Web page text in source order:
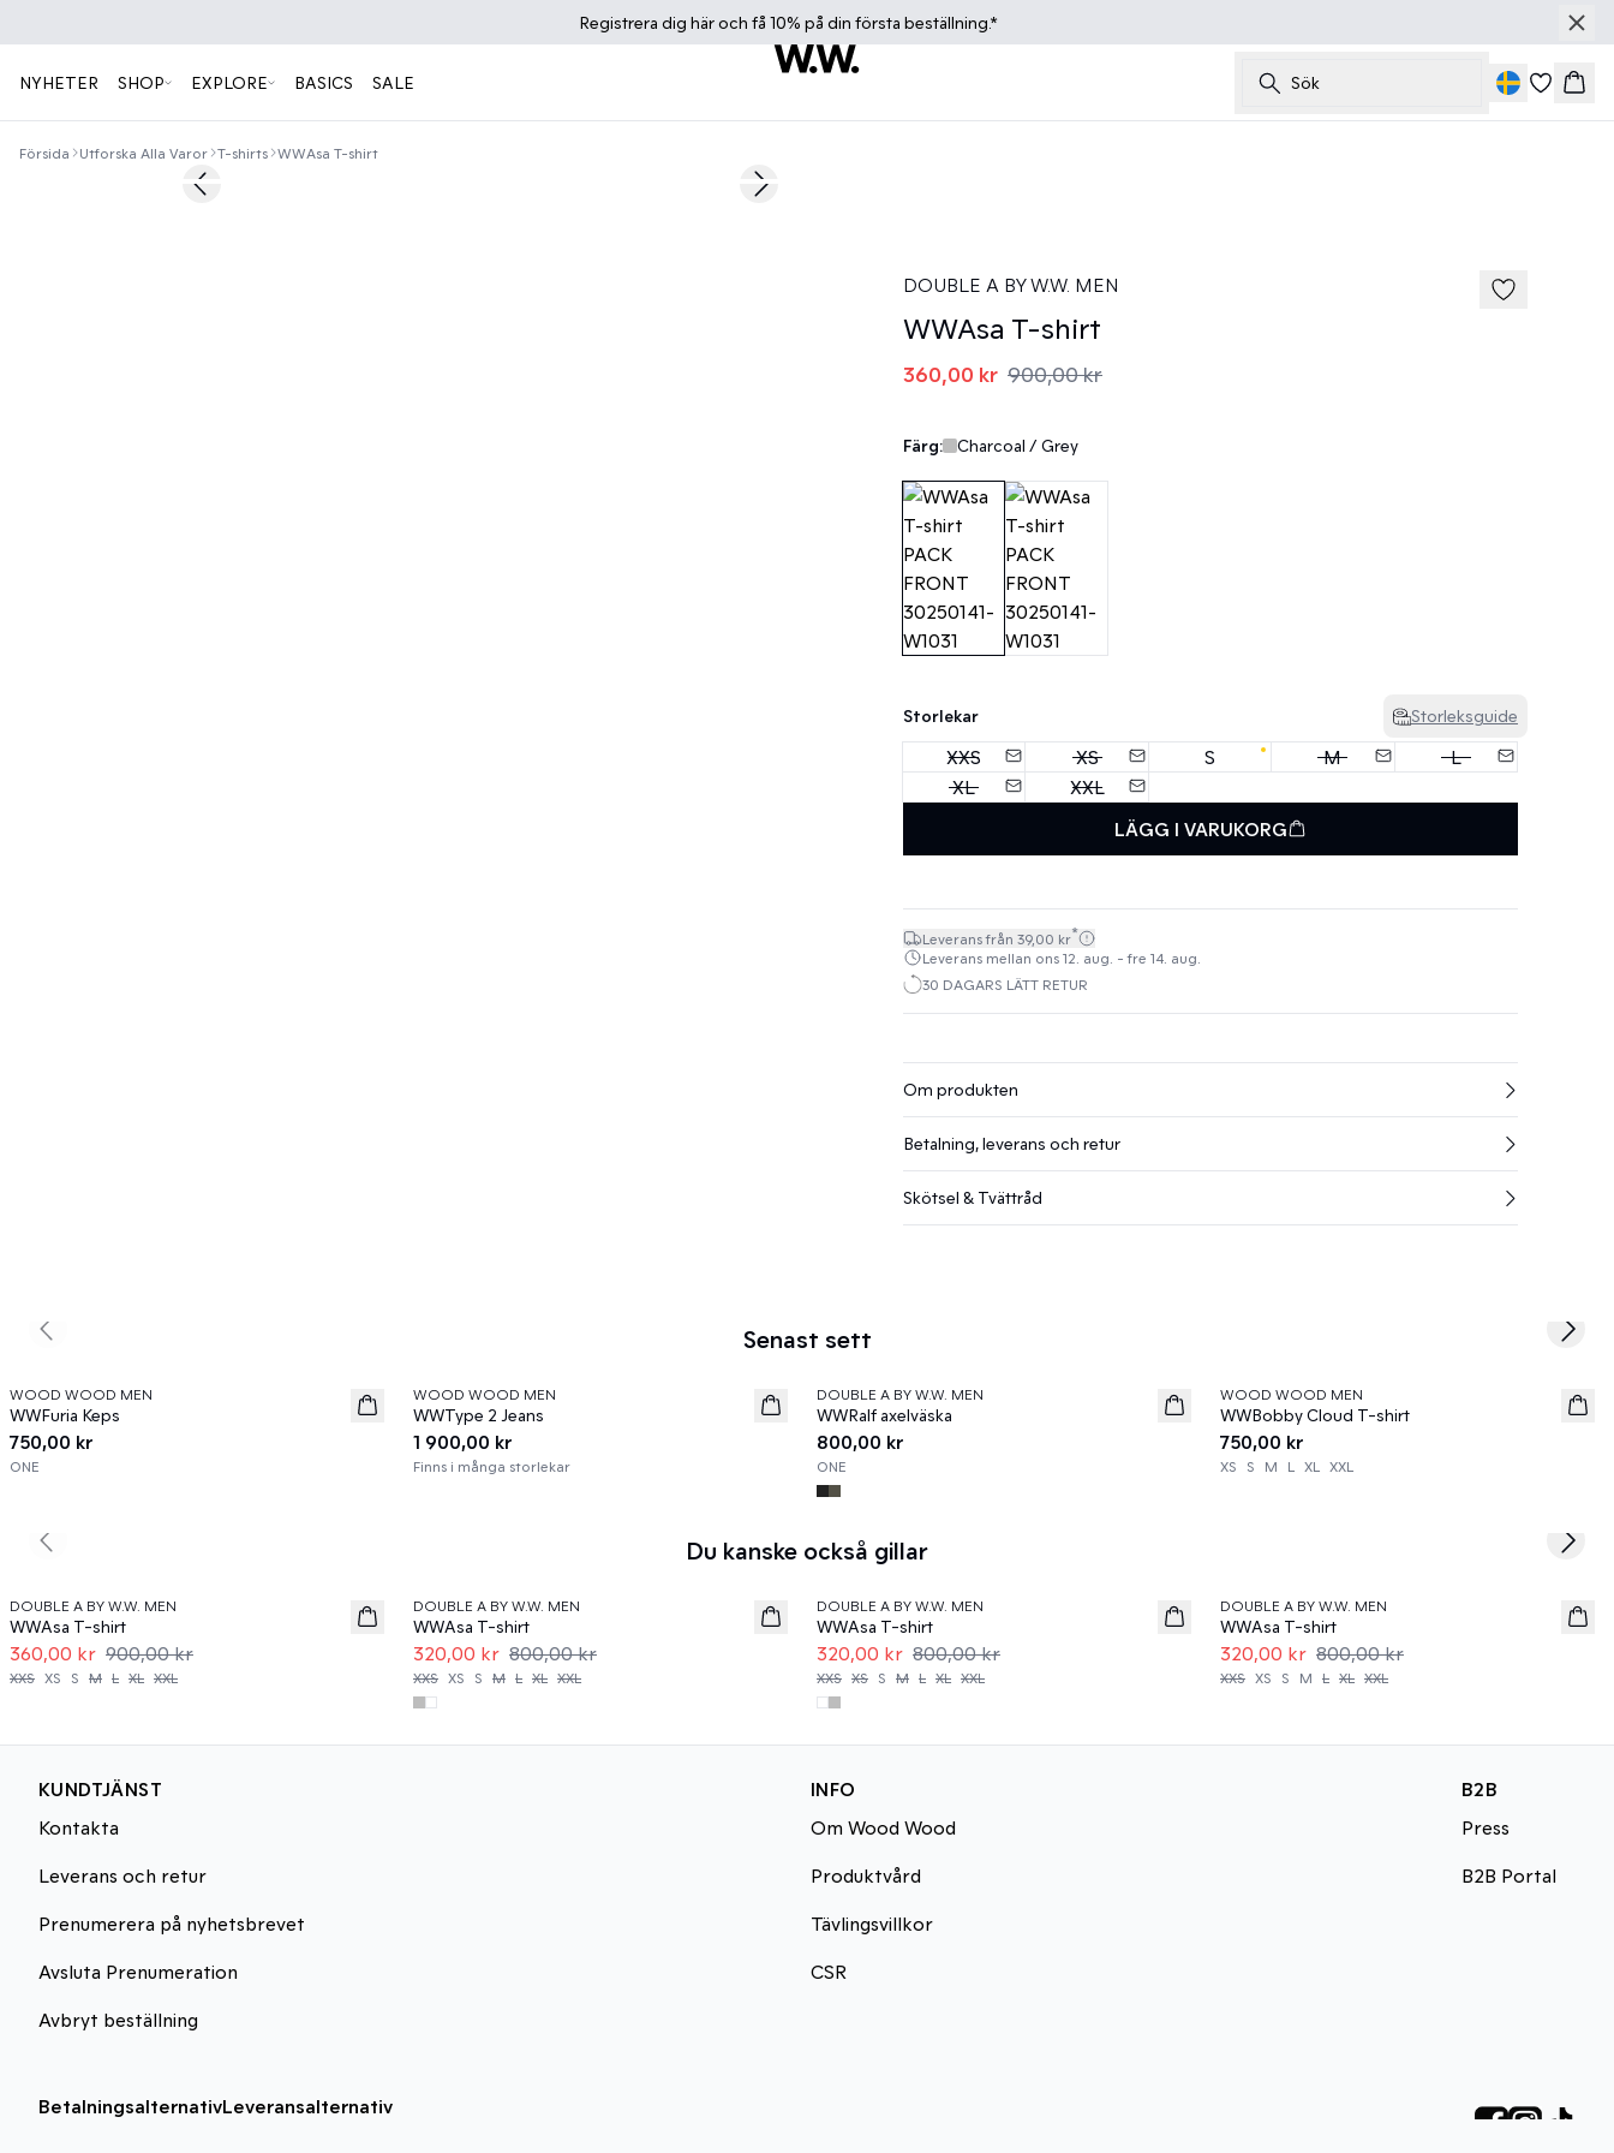
Registrera dig häroch få 10% på din första beställning.*
NYHETER SHOP EXPLORE BASICS SALE Sök Korg
Försida Utforska Alla Varor T-shirts WWAsa T-shirt
60%Previous slide Next slide
DOUBLE A BY W.W. MEN
WWAsa T-shirt
360,00 kr 900,00 kr
Färg: Charcoal / Grey
Storlekar Storleksguide
XXS XS S M
L
XL
XXL
LÄGG I VARUKORG
Leverans från 39,00 kr*
Leverans mellan ons 12. aug. - fre 14. aug.
30 DAGARS LÄTT RETUR
Om produkten
Betalning, leverans och retur
Skötsel & Tvättråd
Senast sett
News
WOOD WOOD MEN
WWFuria Keps
750,00 kr
ONE
News
WOOD WOOD MEN
WWType 2 Jeans
1 900,00 kr
Finns i många storlekar
News
DOUBLE A BY W.W. MEN
WWRalf axelväska
800,00 kr
ONE
News
WOOD WOOD MEN
WWBobby Cloud T-shirt
750,00 kr
XS S M L XL XXL
Previous slide Next
Du kanske också gillar
DOUBLE A BY W.W. MEN
WWAsa T-shirt
360,00 kr 900,00 kr
XXS XS S M L XL XXL
DOUBLE A BY W.W. MEN
WWAsa T-shirt
320,00 kr 800,00 kr
XXS XS S M L XL XXL
60%
DOUBLE A BY W.W. MEN
WWAsa T-shirt
320,00 kr 800,00 kr
XXS XS S M L XL XXL
DOUBLE A BY W.W. MEN
WWAsa T-shirt
320,00 kr 800,00 kr
XXS XS S M L XL XXL
Previous slide Next
KUNDTJÄNST
Kontakta
Leverans och retur
Prenumerera på nyhetsbrevet
Avsluta Prenumeration
Avbryt beställning
INFO
Om Wood Wood
Produktvård
Tävlingsvillkor
CSR
B2B
Press
B2B Portal
BetalningsalternativLeveransalternativ